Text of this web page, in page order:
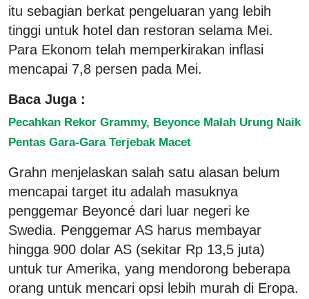
itu sebagian berkat pengeluaran yang lebih
tinggi untuk hotel dan restoran selama Mei.
Para Ekonom telah memperkirakan inflasi
mencapai 7,8 persen pada Mei.
Baca Juga :
Pecahkan Rekor Grammy, Beyonce Malah Urung Naik
Pentas Gara-Gara Terjebak Macet
Grahn menjelaskan salah satu alasan belum
mencapai target itu adalah masuknya
penggemar Beyoncé dari luar negeri ke
Swedia. Penggemar AS harus membayar
hingga 900 dolar AS (sekitar Rp 13,5 juta)
untuk tur Amerika, yang mendorong beberapa
orang untuk mencari opsi lebih murah di Eropa.